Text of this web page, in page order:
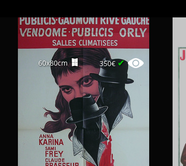
60x80cm 350€✔